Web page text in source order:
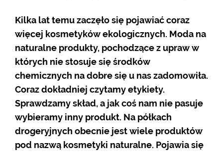
Kilka lat temu zaczęło się pojawiać coraz
więcej kosmetyków ekologicznych. Moda na
naturalne produkty, pochodzące z upraw w
których nie stosuje się środków
chemicznych na dobre się u nas zadomowiła.
Coraz dokładniej czytamy etykiety.
Sprawdzamy skład, a jak coś nam nie pasuje
wybieramy inny produkt. Na półkach
drogeryjnych obecnie jest wiele produktów
pod nazwą kosmetyki naturalne. Pojawia się